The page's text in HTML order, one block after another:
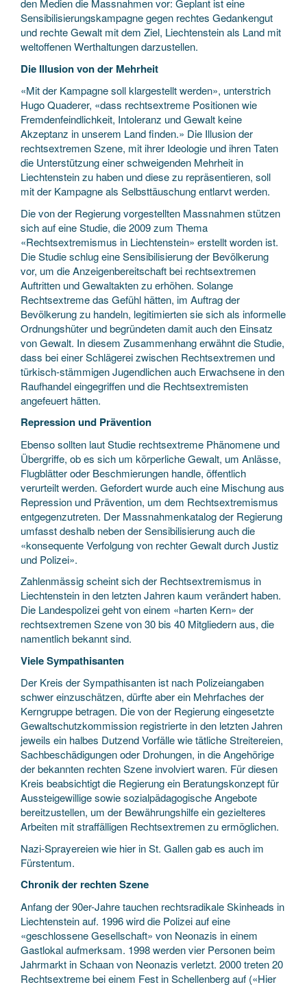
den Medien die Massnahmen vor: Geplant ist eine
Sensibilisierungskampagne gegen rechtes Gedankengut
und rechte Gewalt mit dem Ziel, Liechtenstein als Land mit
weltoffenen Werthaltungen darzustellen.
Die Illusion von der Mehrheit
«Mit der Kampagne soll klargestellt werden», unterstrich
Hugo Quaderer, «dass rechtsextreme Positionen wie
Fremdenfeindlichkeit, Intoleranz und Gewalt keine
Akzeptanz in unserem Land finden.» Die Illusion der
rechtsextremen Szene, mit ihrer Ideologie und ihren Taten
die Unterstützung einer schweigenden Mehrheit in
Liechtenstein zu haben und diese zu repräsentieren, soll
mit der Kampagne als Selbsttäuschung entlarvt werden.
Die von der Regierung vorgestellten Massnahmen stützen
sich auf eine Studie, die 2009 zum Thema
«Rechtsextremismus in Liechtenstein» erstellt worden ist.
Die Studie schlug eine Sensibilisierung der Bevölkerung
vor, um die Anzeigenbereitschaft bei rechtsextremen
Auftritten und Gewaltakten zu erhöhen. Solange
Rechtsextreme das Gefühl hätten, im Auftrag der
Bevölkerung zu handeln, legitimierten sie sich als informelle
Ordnungshüter und begründeten damit auch den Einsatz
von Gewalt. In diesem Zusammenhang erwähnt die Studie,
dass bei einer Schlägerei zwischen Rechtsextremen und
türkisch-stämmigen Jugendlichen auch Erwachsene in den
Raufhandel eingegriffen und die Rechtsextremisten
angefeuert hätten.
Repression und Prävention
Ebenso sollten laut Studie rechtsextreme Phänomene und
Übergriffe, ob es sich um körperliche Gewalt, um Anlässe,
Flugblätter oder Beschmierungen handle, öffentlich
verurteilt werden. Gefordert wurde auch eine Mischung aus
Repression und Prävention, um dem Rechtsextremismus
entgegenzutreten. Der Massnahmenkatalog der Regierung
umfasst deshalb neben der Sensibilisierung auch die
«konsequente Verfolgung von rechter Gewalt durch Justiz
und Polizei».
Zahlenmässig scheint sich der Rechtsextremismus in
Liechtenstein in den letzten Jahren kaum verändert haben.
Die Landespolizei geht von einem «harten Kern» der
rechtsextremen Szene von 30 bis 40 Mitgliedern aus, die
namentlich bekannt sind.
Viele Sympathisanten
Der Kreis der Sympathisanten ist nach Polizeiangaben
schwer einzuschätzen, dürfte aber ein Mehrfaches der
Kerngruppe betragen. Die von der Regierung eingesetzte
Gewaltschutzkommission registrierte in den letzten Jahren
jeweils ein halbes Dutzend Vorfälle wie tätliche Streitereien,
Sachbeschädigungen oder Drohungen, in die Angehörige
der bekannten rechten Szene involviert waren. Für diesen
Kreis beabsichtigt die Regierung ein Beratungskonzept für
Aussteigewillige sowie sozialpädagogische Angebote
bereitzustellen, um der Bewährungshilfe ein gezielteres
Arbeiten mit straffälligen Rechtsextremen zu ermöglichen.
Nazi-Sprayereien wie hier in St. Gallen gab es auch im
Fürstentum.
Chronik der rechten Szene
Anfang der 90er-Jahre tauchen rechtsradikale Skinheads in
Liechtenstein auf. 1996 wird die Polizei auf eine
«geschlossene Gesellschaft» von Neonazis in einem
Gastlokal aufmerksam. 1998 werden vier Personen beim
Jahrmarkt in Schaan von Neonazis verletzt. 2000 treten 20
Rechtsextreme bei einem Fest in Schellenberg auf («Hier